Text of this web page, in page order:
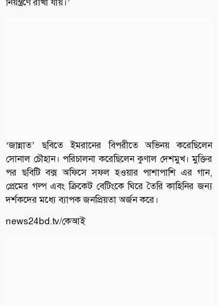
‘জান্নাত’ ছবিতে ইমরানের বিপরীতে অভিনয় করেছিলেন
সোনাল চৌহান। পরিচালনা করেছিলেন কুণাল দেশমুখ। মুক্তির
পর ছবিটি বক্স অফিসে সফল হওয়ার পাশাপাশি এর গান,
প্রেমের গল্প এবং ক্রিকেট বেটিংকে ঘিরে তৈরি কাহিনির জন্য
দর্শকদের মধ্যে ব্যাপক জনপ্রিয়তা অর্জন করে।
news24bd.tv/কেআই